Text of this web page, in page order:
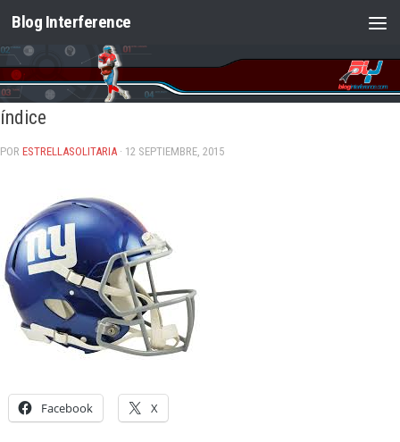
Saltar al contenido
Blog Interference
índice
POR ESTRELLASOLITARIA · 12 SEPTIEMBRE, 2015
Facebook X